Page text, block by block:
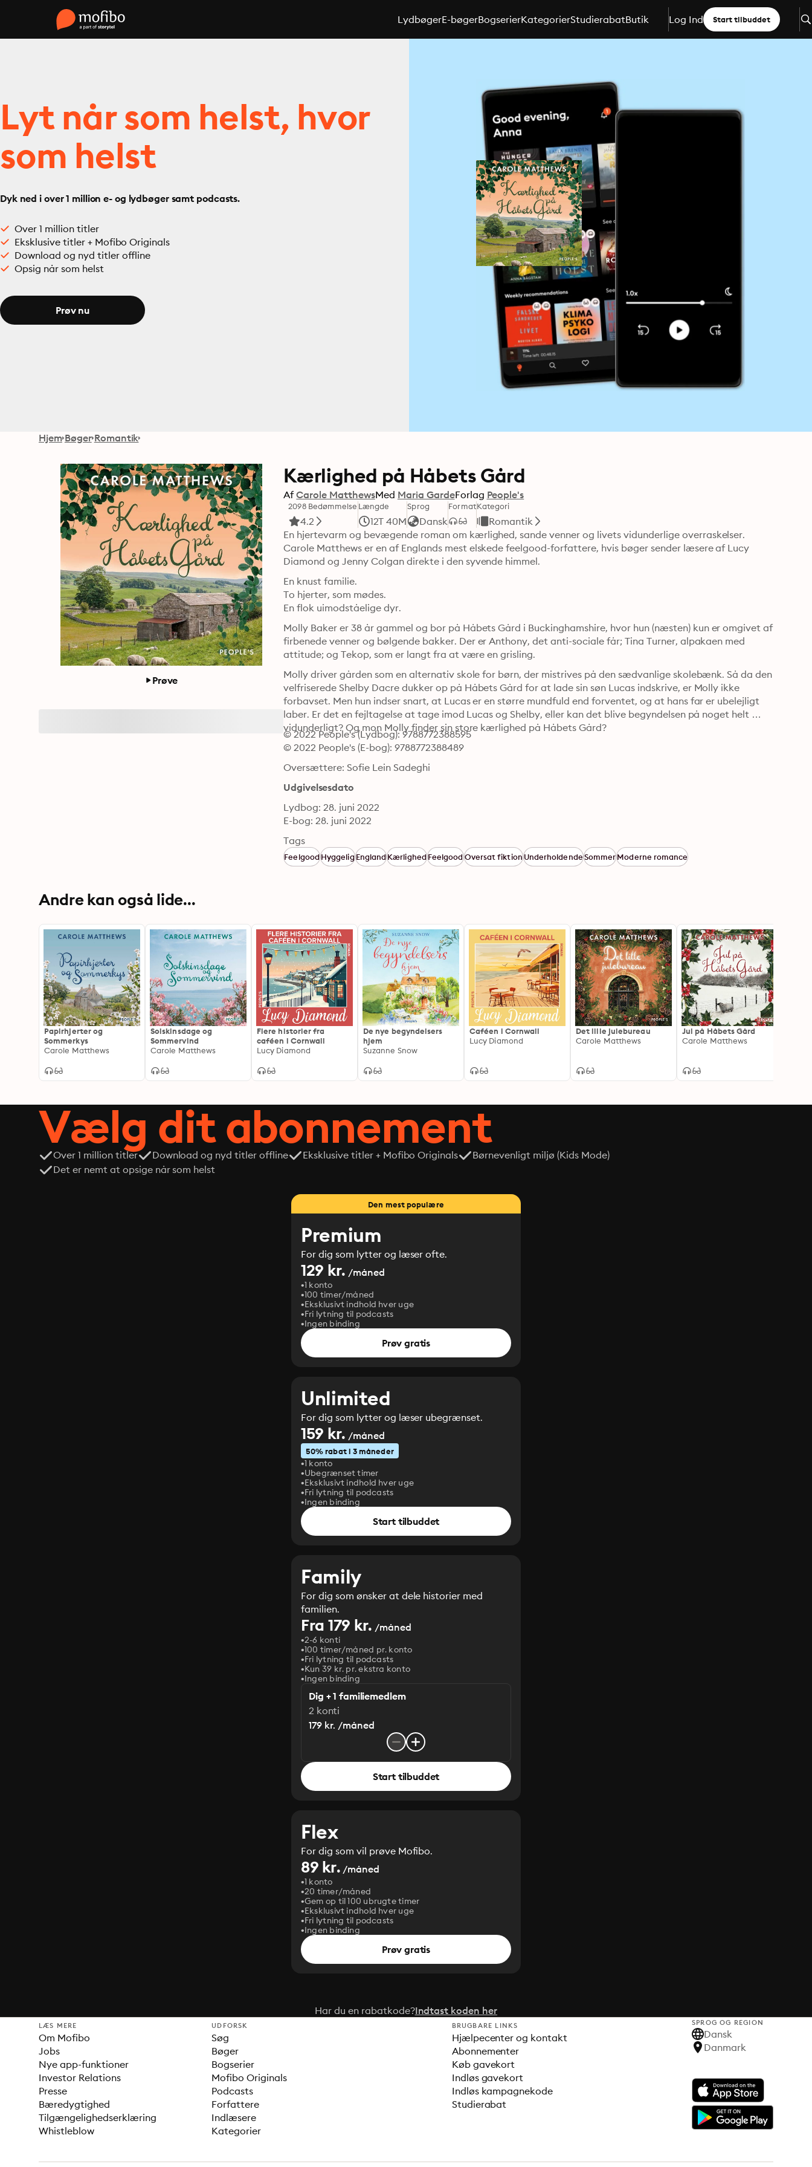
LydbøgerE-bøgerBogserierKategorierStudierabatButik Log Ind Start tilbuddet
Lyt når som helst, hvor
som helst
Dyk ned i over 1 million e- og lydbøger samt podcasts.
Over 1 million titler
Eksklusive titler + Mofibo Originals
Download og nyd titler offline
Opsig når som helst
Prøv nu
Hjem Bøger Romantik
Prøve
Kærlighed på Håbets Gård
Af Carole MatthewsMed Maria GardeForlag People's
2098 Bedømmelse
4.2
Længde
12T 40M
Sprog
Dansk
FormatKategori
Romantik
En hjertevarm og bevægende roman om kærlighed, sande venner og livets vidunderlige overraskelser.
Carole Matthews er en af Englands mest elskede feelgood-forfattere, hvis bøger sender læsere af Lucy
En knust familie.
To hjerter, som mødes.
Molly Baker er 38 år gammel og bor på Håbets Gård i Buckinghamshire, hvor hun (næsten) kun er omgivet af
firbenede venner og bølgende bakker. Der er Anthony, det anti-sociale får; Tina Turner, alpakaen med
Molly driver gården som en alternativ skole for børn, der mistrives på den sædvanlige skolebænk. Så da den
velfriserede Shelby Dacre dukker op på Håbets Gård for at lade sin søn Lucas indskrive, er Molly ikke
forbavset. Men hun indser snart, at Lucas er en større mundfuld end forventet, og at hans far er ubelejligt
laber. Er det en fejltagelse at tage imod Lucas og Shelby, eller kan det blive begyndelsen på noget helt
vidunderligt? Og mon Molly finder sin store kærlighed på Håbets Gård?
© 2022 People's (Lydbog): 9788772388595
© 2022 People's (E-bog): 9788772388489
Oversættere: Sofie Lein Sadeghi
Udgivelsesdato
Lydbog: 28. juni 2022
E-bog: 28. juni 2022
Tags
FeelgoodHyggeligEnglandKærlighedFeelgoodOversat fiktionUnderholdendeSommerModerne romance
Andre kan også lide...
Papirhjerter og
Sommerkys
Carole Matthews
Solskinsdage og
Sommervind
Carole Matthews
Flere historier fra
caféen i Cornwall
Lucy Diamond
De nye begyndelsers
hjem
Suzanne Snow
Caféen i Cornwall
Lucy Diamond
Det lille julebureau
Carole Matthews
Jul på Håbets Gård
Carole Matthews
Vælg dit abonnement
Over 1 million titler Download og nyd titler offline Eksklusive titler + Mofibo Originals
Børnevenligt miljø (Kids Mode)
Det er nemt at opsige når som helst
Den mest populære
Premium
For dig som lytter og læser ofte.
129 kr. /måned
1 konto
100 timer/måned
Eksklusivt indhold hver uge
Fri lytning til podcasts
Ingen binding
Prøv gratis
Unlimited
For dig som lytter og læser ubegrænset.
159 kr. /måned
50% rabat i 3 måneder
1 konto
Ubegrænset timer
Eksklusivt indhold hver uge
Fri lytning til podcasts
Ingen binding
Start tilbuddet
Family
For dig som ønsker at dele historier med
familien.
Fra 179 kr. /måned
2-6 konti
100 timer/måned pr. konto
Fri lytning til podcasts
Kun 39 kr. pr. ekstra konto
Ingen binding
Dig + 1 familiemedlem
2 konti
179 kr. /måned
Start tilbuddet
Flex
For dig som vil prøve Mofibo.
89 kr. /måned
1 konto
20 timer/måned
Gem op til 100 ubrugte timer
Eksklusivt indhold hver uge
Fri lytning til podcasts
Ingen binding
Prøv gratis
Har du en rabatkode?Indtast koden her
LÆS MERE
Om Mofibo
Jobs
Nye app-funktioner
Investor Relations
Presse
Bæredygtighed
Tilgængelighedserklæring
Whistleblow
UDFORSK
Søg
Bøger
Bogserier
Mofibo Originals
Podcasts
Forfattere
Indlæsere
Kategorier
BRUGBARE LINKS
Hjælpecenter og kontakt
Abonnementer
Køb gavekort
Indløs gavekort
Indløs kampagnekode
Studierabat
SPROG OG REGION
Dansk
Danmark